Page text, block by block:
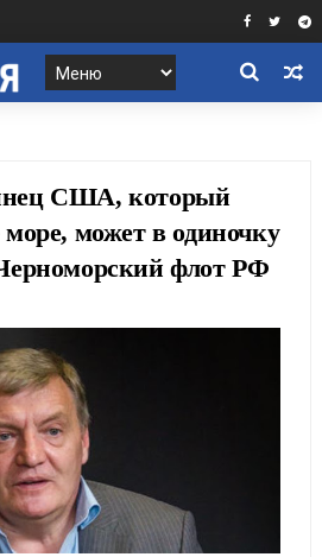
США, который
может в одиночку
флот РФ